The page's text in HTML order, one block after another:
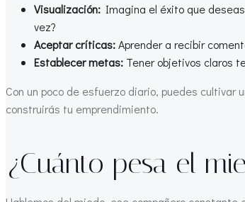
Visualización: Imagina el éxito que
vez?
Aceptar críticas:Aprender a recibir
Establecer metas: Tener objetivos claros
Con un poco de esfuerzo diario, puedes
construirás tu emprendimiento.
¿Cuánto pesa el